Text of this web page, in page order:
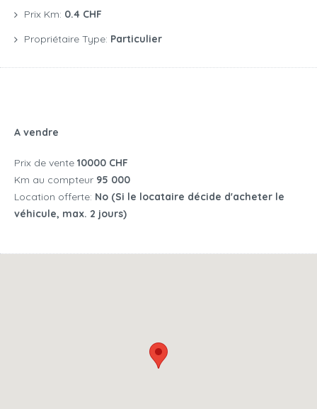
Prix Km: 0.4 CHF
Propriétaire Type: Particulier
A vendre
Prix de vente 10000 CHF
Km au compteur 95 000
Location offerte: No (Si le locataire décide d'acheter le
véhicule, max. 2 jours)